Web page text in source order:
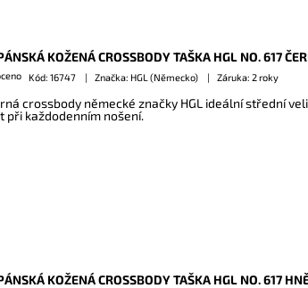
KOŽENÁ CROSSBODY TAŠKA HGL NO. 617
Kód: 16747 Značka: HGL (Německo) Záruka: 2 roky
crossbody německé značky HGL ideální střední
při každodenním nošení.
KOŽENÁ CROSSBODY TAŠKA HGL NO. 617